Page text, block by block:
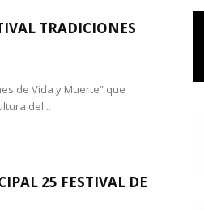
TRADICIONES
de Vida y Muerte” que
del...
25 FESTIVAL DE